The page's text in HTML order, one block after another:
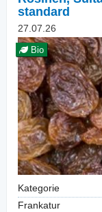
standard
27.07.26
Bio
Kategorie
Frankatur